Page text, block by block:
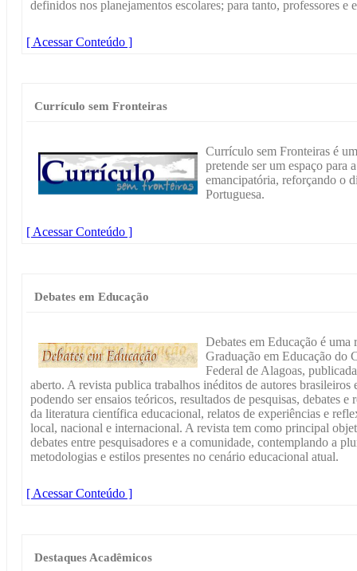
definidos nos planejamentos escolares; para tanto, professores e
[ Acessar Conteúdo ]
Currículo sem Fronteiras
Currículo sem Fronteiras é
pretende ser um espaço para
emancipatória, reforçando o
Portuguesa.
[ Acessar Conteúdo ]
Debates em Educação
Debates em Educação é uma
Graduação em Educação do
Federal de Alagoas,
aberto. A revista publica trabalhos inéditos de autores brasileiros
podendo ser ensaios teóricos, resultados de pesquisas, debates
da literatura científica educacional, relatos de experiências e
local, nacional e internacional. A revista tem como principal
debates entre pesquisadores e a comunidade, contemplando a
metodologias e estilos presentes no cenário educacional atual.
[ Acessar Conteúdo ]
Destaques Acadêmicos